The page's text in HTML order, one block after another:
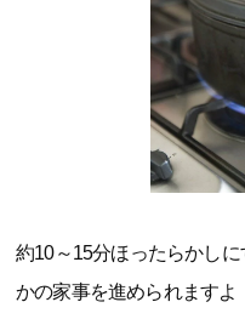
約10～15分ほったらかし
かの家事を進められますよ